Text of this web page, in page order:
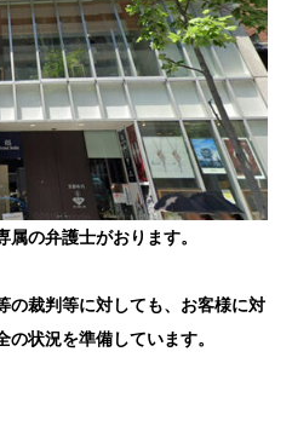
の弁護士がおります。
の裁判等に対しても、お客様に対
状況を準備しています。